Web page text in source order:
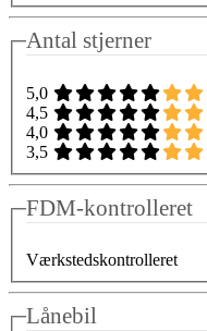
Antal stjerner
5,0
4,5
4,0
3,5
FDM-kontrolleret
Værkstedskontrolleret
Lånebil